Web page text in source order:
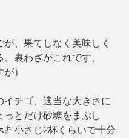
キ
、果てしなく美味しく
裏わざがこれです。
）
イチゴ、適当な大きさに
っとだけ砂糖をまぶし
。小さじ2杯くらいで十分